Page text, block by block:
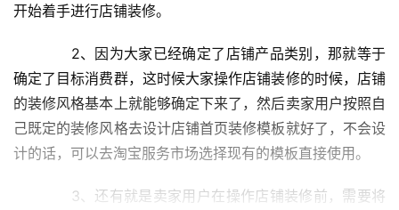
开始着手进行店铺装修。
2、因为大家已经确定了店铺产品类别，那就等于
确定了目标消费群，这时候大家操作店铺装修的时候，店铺
的装修风格基本上就能够确定下来了，然后卖家用户按照自
己既定的装修风格去设计店铺首页装修模板就好了，不会设
计的话，可以去淘宝服务市场选择现有的模板直接使用。
3、还有就是卖家用户在操作店铺装修前，需要将